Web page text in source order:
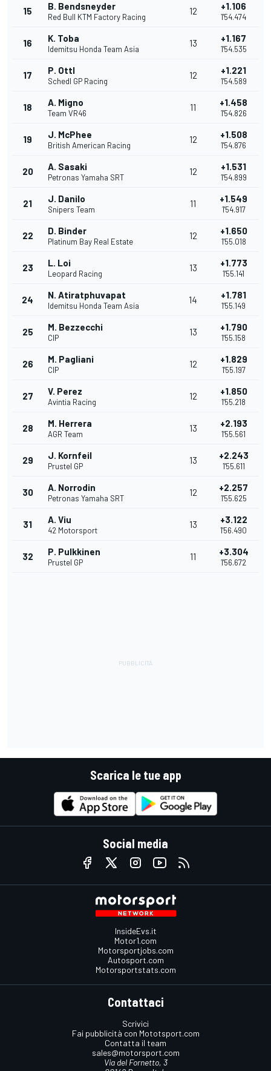
15 B. Bendsneyder
Red Bull KTM Factory Racing
12 +1.106
1'54.474
16 K. Toba
Idemitsu Honda Team Asia
13 +1.167
1'54.535
17 P. Ottl
Schedl GP Racing
12 +1.221
1'54.589
18 A. Migno
Team VR46
11 +1.458
1'54.826
19 J. McPhee
British American Racing
12 +1.508
1'54.876
20 A. Sasaki
Petronas Yamaha SRT
12 +1.531
1'54.899
21 J. Danilo
Snipers Team
11 +1.549
1'54.917
22 D. Binder
Platinum Bay Real Estate
12 +1.650
1'55.018
23 L. Loi
Leopard Racing
13 +1.773
1'55.141
24 N. Atiratphuvapat
Idemitsu Honda Team Asia
14 +1.781
1'55.149
25 M. Bezzecchi
CIP
13 +1.790
1'55.158
26 M. Pagliani
CIP
12 +1.829
1'55.197
27 V. Perez
Avintia Racing
12 +1.850
1'55.218
28 M. Herrera
AGR Team
13 +2.193
1'55.561
29 J. Kornfeil
Prustel GP
13 +2.243
1'55.611
30 A. Norrodin
Petronas Yamaha SRT
12 +2.257
1'55.625
31 A. Viu
42 Motorsport
13 +3.122
1'56.490
32 P. Pulkkinen
Prustel GP
11 +3.304
1'56.672
Scarica le tue app
Social media
InsideEvs.it
Motor1.com
Motorsportjobs.com
Autosport.com
Motorsportstats.com
Contattaci
Scrivici
Fai pubblicità con Mototsport.com
Contatta il team
sales@motorsport.com
Via del Fornetto, 3